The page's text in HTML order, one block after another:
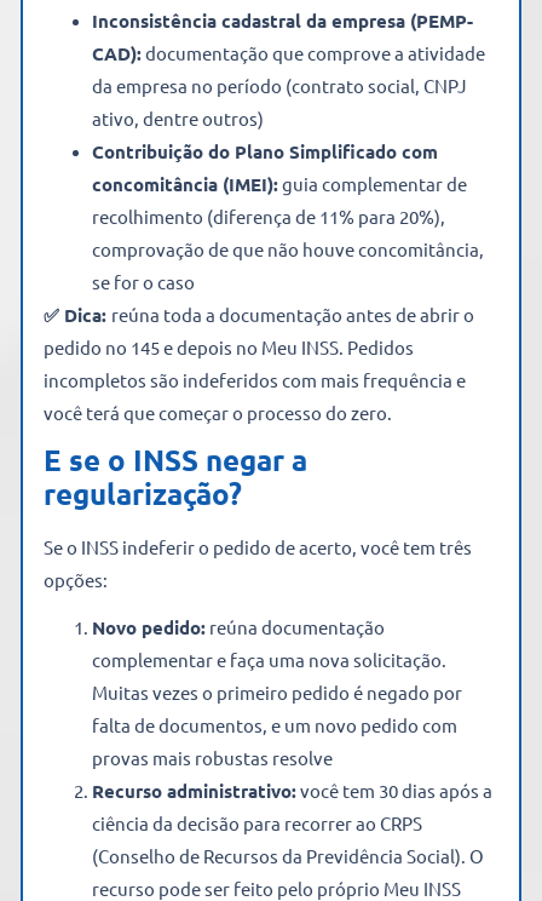
Inconsistência cadastral da empresa (PEMP-
CAD):documentação que comprove a atividade
da empresa no período (contrato social, CNPJ
ativo, dentre outros)
Contribuição do Plano Simplificado com
concomitância (IMEI):guia complementar de
recolhimento (diferença de 11% para 20%),
comprovação de que não houve concomitância,
se for o caso
✅ Dica: reúna toda a documentação antes de abrir o
pedido no 145 e depois no Meu INSS. Pedidos
incompletos são indeferidos com mais frequência e
você terá que começar o processo do zero.
E se o INSS negar a
regularização?
Se o INSS indeferir o pedido de acerto, você tem três
opções:
Novo pedido: reúna documentação
complementar e faça uma nova solicitação.
Muitas vezes o primeiro pedido é negado por
falta de documentos, e um novo pedido com
provas mais robustas resolve
Recurso administrativo:você tem 30 dias após a
ciência da decisão para recorrer ao CRPS
(Conselho de Recursos da Previdência Social). O
recurso pode ser feito pelo próprio Meu INSS